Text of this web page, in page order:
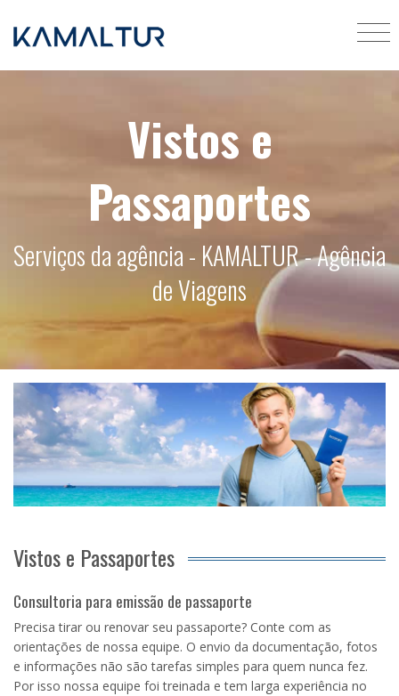
Vistos e
Passaportes
Serviços da agência - KAMALTUR - Agência
de Viagens
Vistos e Passaportes
Consultoria para emissão de passaporte
Precisa tirar ou renovar seu passaporte? Conte com as
orientações de nossa equipe. O envio da documentação, fotos
e informações não são tarefas simples para quem nunca fez.
Por isso nossa equipe foi treinada e tem larga experiência no